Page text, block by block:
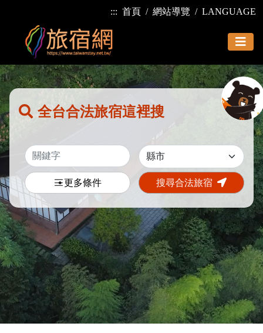
::: 首頁 網站導覽 LANGUAGE
全台合法旅宿這裡搜
更多條件 搜尋合法旅宿